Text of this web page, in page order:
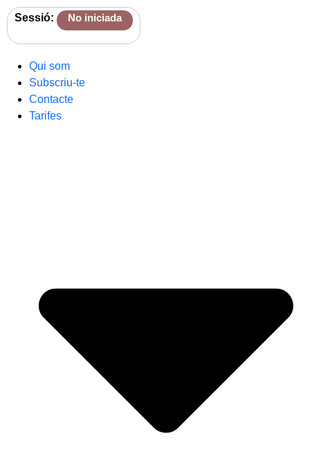
Sessió: No iniciada
Qui som
Subscriu-te
Contacte
Tarifes